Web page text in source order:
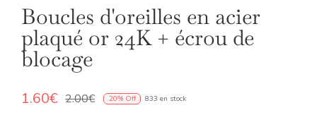
Boucles d'oreilles en acier
plaqué or 24K + écrou de
blocage
2.00€Original
1.60€
Current
20% Off 833 en stock